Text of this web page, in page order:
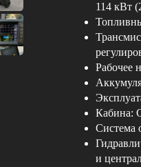
114 кВт
Рабочее
Кабина:
Система
и